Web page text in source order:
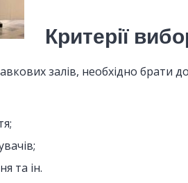
Критерії
залів, необхідно брати
та ін.